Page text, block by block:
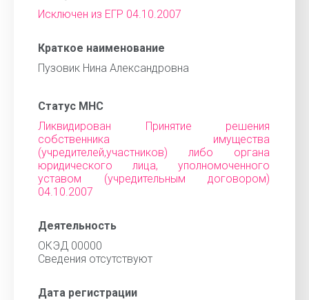
Исключен из ЕГР 04.10.2007
Краткое наименование
Пузовик Нина Александровна
Статус МНС
Ликвидирован Принятие решения
собственника имущества
(учредителей,участников) либо органа
юридического лица, уполномоченного
уставом (учредительным договором)
04.10.2007
Деятельность
ОКЭД 00000
Cведения отсутствуют
Дата регистрации